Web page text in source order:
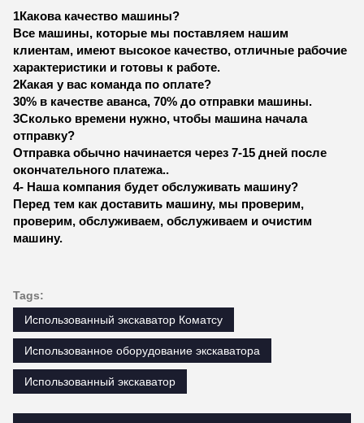
1Какова качество машины?
Все машины, которые мы поставляем нашим
клиентам, имеют высокое качество, отличные рабочие
характеристики и готовы к работе.
2Какая у вас команда по оплате?
30% в качестве аванса, 70% до отправки машины.
3Сколько времени нужно, чтобы машина начала
отправку?
Отправка обычно начинается через 7-15 дней после
окончательного платежа..
4- Наша компания будет обслуживать машину?
Перед тем как доставить машину, мы проверим,
проверим, обслуживаем, обслуживаем и очистим
машину.
Tags:
Использованный экскаватор Коматсу
Использованное оборудование экскаватора
Использованный экскаватор